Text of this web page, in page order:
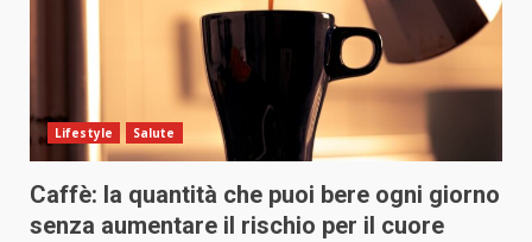
Lifestyle Salute
Caffè: la quantità che puoi bere ogni giorno
senza aumentare il rischio per il cuore